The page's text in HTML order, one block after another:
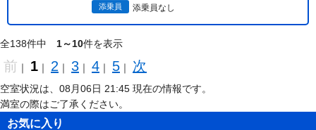
添乗員 添乗員なし
全138件中 1～10件を表示
前 ｜ 1 ｜ 2 ｜ 3 ｜ 4 ｜ 5 ｜ 次
空室状況は、08月06日 21:45 現在の情報です。
満室の際はご了承ください。
お気に入り